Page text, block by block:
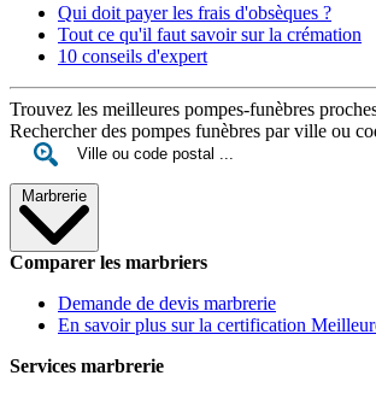
Qui doit payer les frais d'obsèques ?
Tout ce qu'il faut savoir sur la crémation
10 conseils d'expert
Trouvez les meilleures pompes-funèbres
Rechercher des pompes funèbres par ville ou
Marbrerie
Comparer les marbriers
Demande de devis marbrerie
En savoir plus sur la certification
Services marbrerie